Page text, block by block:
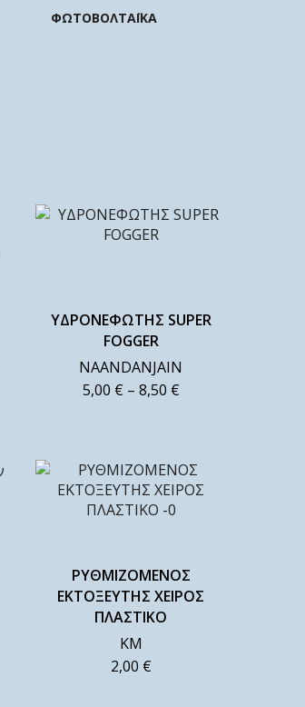
ΦΩΤΟΒΟΛΤΑΪΚΑ
ΥΔΡΟΝΕΦΩΤΗΣ SUPER
FOGGER
NAANDANJAIN
5,00 € – 8,50 €
ΡΥΘΜΙΖΟΜΕΝΟΣ
ΕΚΤΟΞΕΥΤΗΣ ΧΕΙΡΟΣ
ΠΛΑΣΤΙΚΟ
ΚΜ
2,00 €